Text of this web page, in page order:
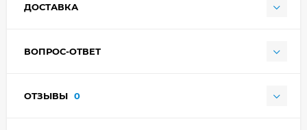
ДОСТАВКА
ВОПРОС-ОТВЕТ
ОТЗЫВЫ 0